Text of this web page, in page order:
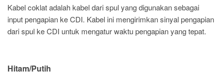
Kabel coklat adalah kabel dari spul yang digunakan sebagai
input pengapian ke CDI. Kabel ini mengirimkan sinyal pengapian
dari spul ke CDI untuk mengatur waktu pengapian yang tepat.
Hitam/Putih